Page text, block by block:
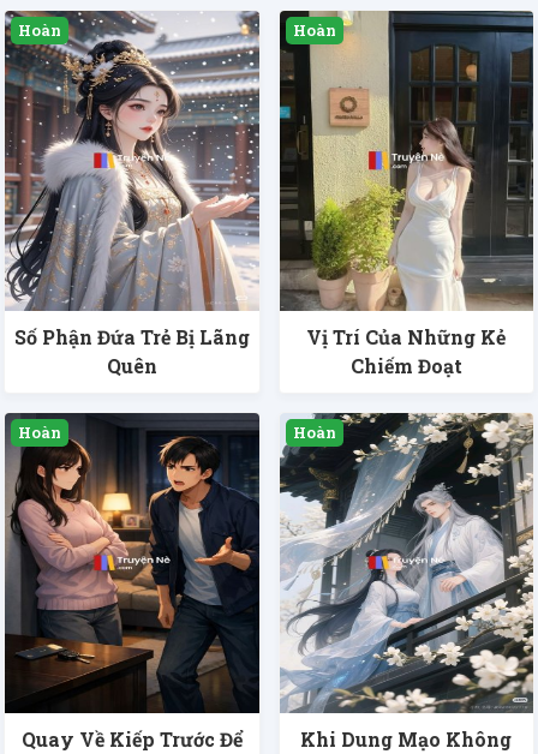
Số Phận Đứa Trẻ Bị Lãng
Quên
Vị Trí Của Những Kẻ
Chiếm Đoạt
Quay Về Kiếp Trước Để
Khi Dung Mạo Không